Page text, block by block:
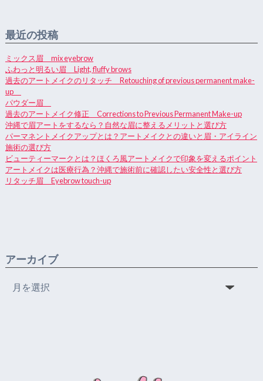
最近の投稿
ミックス眉 mix eyebrow
ふわっと明るい眉 Light, fluffy brows
過去のアートメイクのリタッチ Retouching of previous permanent make-
up
パウダー眉
過去のアートメイク修正 Corrections to Previous Permanent Make-up
沖縄で眉アートをするなら？自然な眉に整えるメリットと選び方
パーマネントメイクアップとは？アートメイクとの違いと眉・アイライン
施術の選び方
ビューティーマークとは？ほくろ風アートメイクで印象を変えるポイント
アートメイクは医療行為？沖縄で施術前に確認したい安全性と選び方
リタッチ眉 Eyebrow touch-up
アーカイブ
ー